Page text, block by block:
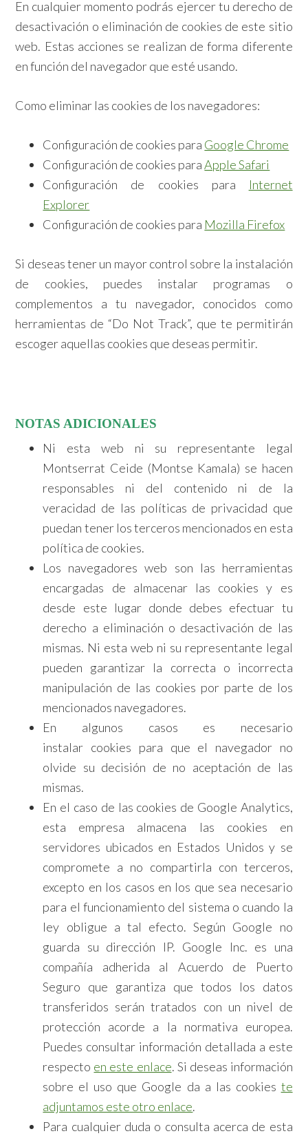
En cualquier momento podrás ejercer tu derecho de
desactivación o eliminación de cookies de este sitio
web. Estas acciones se realizan de forma diferente
en función del navegador que esté usando.
Como eliminar las cookies de los navegadores:
Configuración de cookies para Google Chrome
Configuración de cookies paraApple Safari
Configuración de cookies para
Internet
Explorer
Configuración de cookies para Mozilla Firefox
Si deseas tener un mayor control sobre la instalación
de cookies, puedes instalar programas o
complementos a tu navegador, conocidos como
herramientas de “Do Not Track”, que te permitirán
escoger aquellas cookies que deseas permitir.
NOTAS ADICIONALES
Ni esta web ni su representante legal
Montserrat Ceide (Montse Kamala) se hacen
responsables ni del contenido ni de la
veracidad de las políticas de privacidad que
puedan tener los terceros mencionados en esta
política de cookies.
Los navegadores web son las herramientas
encargadas de almacenar las cookies y es
desde este lugar donde debes efectuar tu
derecho a eliminación o desactivación de las
mismas. Ni esta web ni su representante legal
pueden garantizar la correcta o incorrecta
manipulación de las cookies por parte de los
mencionados navegadores.
En algunos casos es necesario
instalar cookies para que el navegador no
olvide su decisión de no aceptación de las
mismas.
En el caso de las cookies de Google Analytics,
esta empresa almacena las cookies en
servidores ubicados en Estados Unidos y se
compromete a no compartirla con terceros,
excepto en los casos en los que sea necesario
para el funcionamiento del sistema o cuando la
ley obligue a tal efecto. Según Google no
guarda su dirección IP. Google Inc. es una
compañía adherida al Acuerdo de Puerto
Seguro que garantiza que todos los datos
transferidos serán tratados con un nivel de
protección acorde a la normativa europea.
Puedes consultar información detallada a este
respecto en este enlace. Si deseas información
sobre el uso que Google da a las cookies te
adjuntamos este otro enlace.
Para cualquier duda o consulta acerca de esta